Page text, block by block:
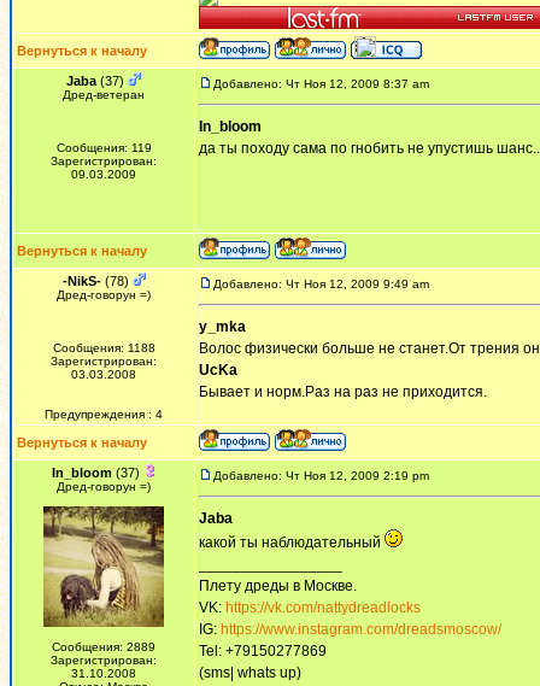
Вернуться к началу
Jaba (37)
Дред-ветеран
Сообщения: 119
Зарегистрирован:
09.03.2009
Добавлено: Чт Ноя 12, 2009 8:37 am
In_bloom
да ты походу сама по гнобить не упустишь
Вернуться к началу
-NikS-(78)
Дред-говорун =)
Сообщения: 1188
Зарегистрирован:
03.03.2008
Предупреждения : 4
Добавлено: Чт Ноя 12, 2009 9:49 am
y_mka
Волос физически больше не станет.От трения
UcKa
Бывает и норм.Раз на раз не приходится.
Вернуться к началу
In_bloom(37)
Дред-говорун =)
Сообщения: 2889
Зарегистрирован:
31.10.2008
Добавлено: Чт Ноя 12, 2009 2:19 pm
Jaba
какой ты наблюдательный
Плету дреды в Москве.
VK: https://vk.com/nattydreadlocks
IG: https://www.instagram.com/dreadsmoscow/
Tel: +79150277869
(sms| whats up)